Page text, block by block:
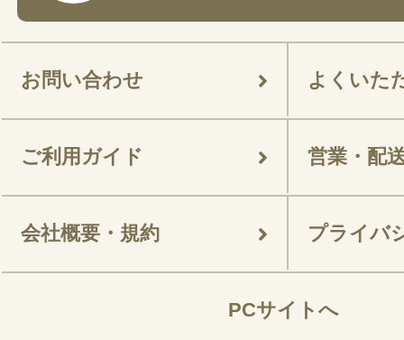
お問い合わせ よくいた
ご利用ガイド 営業・配
会社概要・規約 プライバ
PCサイトへ